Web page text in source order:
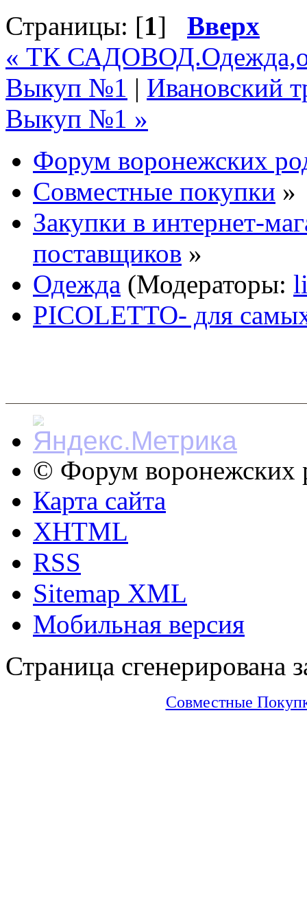
Страницы: [1] Вверх
« ТК
Выкуп №1 | Ивановский
Выкуп №1 »
Форум воронежских
Совместные покупки »
Закупки в интернет-
поставщиков »
Одежда (Модераторы:
PICOLETTO- для
© Форум воронежских
Карта сайта
XHTML
RSS
Sitemap XML
Мобильная версия
Страница сгенерирована
Совместные